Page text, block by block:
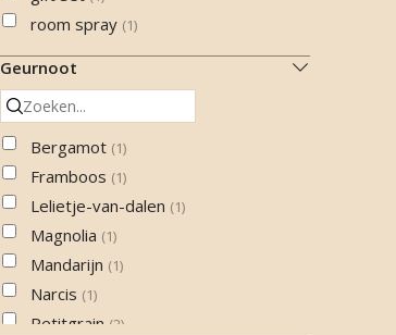
room spray (1)
Geurnoot
Bergamot (1)
Framboos (1)
Lelietje-van-dalen (1)
Magnolia (1)
Mandarijn (1)
Narcis (1)
Petitgrain (2)